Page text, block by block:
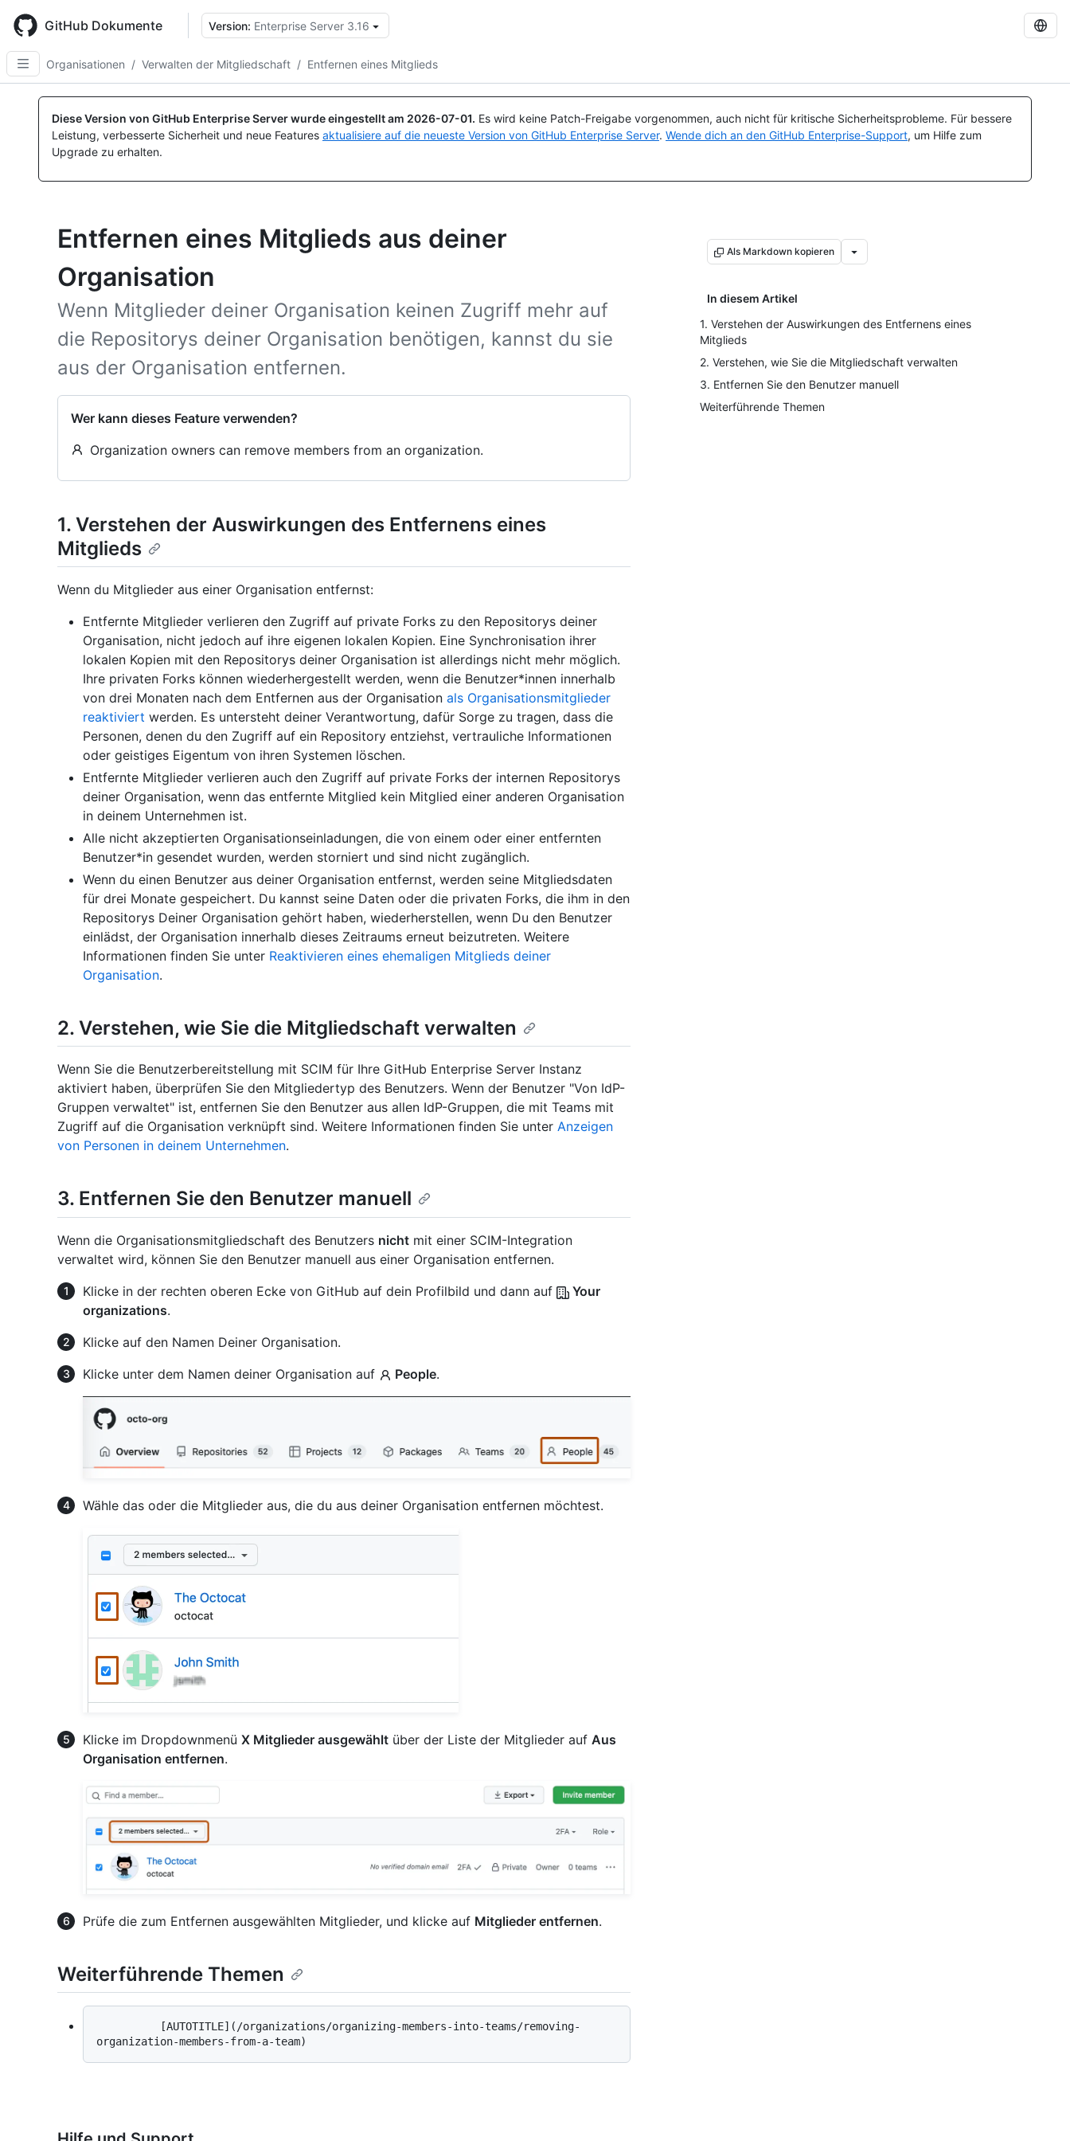
main
content
GitHub Dokumente Version: Enterprise Server 3.16
Organisationen / Verwalten der Mitgliedschaft / Entfernen eines Mitglieds
Diese Version von GitHub Enterprise Server wurde eingestellt am 2026-07-01. Es wird keine Patch-Freigabe vorgenommen, auch nicht für kritische Sicherheitsprobleme. Für bessere
Leistung, verbesserte Sicherheit und neue Features aktualisiere auf die neueste Version von GitHub Enterprise Server. Wende dich an den GitHub Enterprise-Support, um Hilfe zum
Upgrade zu erhalten.
Entfernen eines Mitglieds aus deiner
Organisation
Wenn Mitglieder deiner Organisation keinen Zugriff mehr auf
die Repositorys deiner Organisation benötigen, kannst du sie
aus der Organisation entfernen.
Wer kann dieses Feature verwenden?
Organization owners can remove members from an organization.
Als Markdown kopieren
In diesem Artikel
1. Verstehen der Auswirkungen des Entfernens eines
Mitglieds
2. Verstehen, wie Sie die Mitgliedschaft verwalten
3. Entfernen Sie den Benutzer manuell
Weiterführende Themen
1. Verstehen der Auswirkungen des Entfernens eines
Mitglieds
Wenn du Mitglieder aus einer Organisation entfernst:
Entfernte Mitglieder verlieren den Zugriff auf private Forks zu den Repositorys deiner
Organisation, nicht jedoch auf ihre eigenen lokalen Kopien. Eine Synchronisation ihrer
lokalen Kopien mit den Repositorys deiner Organisation ist allerdings nicht mehr möglich.
Ihre privaten Forks können wiederhergestellt werden, wenn die Benutzer*innen innerhalb
von drei Monaten nach dem Entfernen aus der Organisation als Organisationsmitglieder
reaktiviert werden. Es untersteht deiner Verantwortung, dafür Sorge zu tragen, dass die
Personen, denen du den Zugriff auf ein Repository entziehst, vertrauliche Informationen
oder geistiges Eigentum von ihren Systemen löschen.
Entfernte Mitglieder verlieren auch den Zugriff auf private Forks der internen Repositorys
deiner Organisation, wenn das entfernte Mitglied kein Mitglied einer anderen Organisation
in deinem Unternehmen ist.
Alle nicht akzeptierten Organisationseinladungen, die von einem oder einer entfernten
Benutzer*in gesendet wurden, werden storniert und sind nicht zugänglich.
Wenn du einen Benutzer aus deiner Organisation entfernst, werden seine Mitgliedsdaten
für drei Monate gespeichert. Du kannst seine Daten oder die privaten Forks, die ihm in den
Repositorys Deiner Organisation gehört haben, wiederherstellen, wenn Du den Benutzer
einlädst, der Organisation innerhalb dieses Zeitraums erneut beizutreten. Weitere
Informationen finden Sie unter Reaktivieren eines ehemaligen Mitglieds deiner
Organisation.
2. Verstehen, wie Sie die Mitgliedschaft verwalten
Wenn Sie die Benutzerbereitstellung mit SCIM für Ihre GitHub Enterprise Server Instanz
aktiviert haben, überprüfen Sie den Mitgliedertyp des Benutzers. Wenn der Benutzer "Von IdP-
Gruppen verwaltet" ist, entfernen Sie den Benutzer aus allen IdP-Gruppen, die mit Teams mit
Zugriff auf die Organisation verknüpft sind. Weitere Informationen finden Sie unter Anzeigen
von Personen in deinem Unternehmen.
3. Entfernen Sie den Benutzer manuell
Wenn die Organisationsmitgliedschaft des Benutzers nicht mit einer SCIM-Integration
verwaltet wird, können Sie den Benutzer manuell aus einer Organisation entfernen.
Klicke in der rechten oberen Ecke von GitHub auf dein Profilbild und dann auf
Your
organizations.
Klicke auf den Namen Deiner Organisation.
Klicke unter dem Namen deiner Organisation auf
People.
Wähle das oder die Mitglieder aus, die du aus deiner Organisation entfernen möchtest.
Klicke im Dropdownmenü X Mitglieder ausgewählt über der Liste der Mitglieder auf Aus
Organisation entfernen.
Prüfe die zum Entfernen ausgewählten Mitglieder, und klicke auf Mitglieder entfernen.
Weiterführende Themen